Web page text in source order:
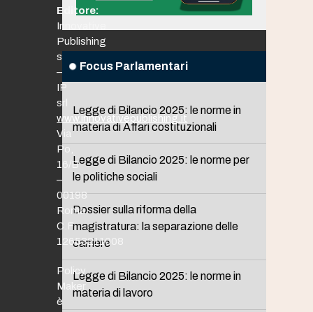
Focus Parlamentari
Legge di Bilancio 2025: le norme in
materia di Affari costituzionali
Legge di Bilancio 2025: le norme per
le politiche sociali
Dossier sulla riforma della
magistratura: la separazione delle
carriere
Legge di Bilancio 2025: le norme in
materia di lavoro
Editore:
Innovative
Publishing
srl
–
IP
srl
www.innovativepublishing.it
Via
Po,
16/B
–
00198
Roma
C.F.
12653211008
Policy
Maker
è